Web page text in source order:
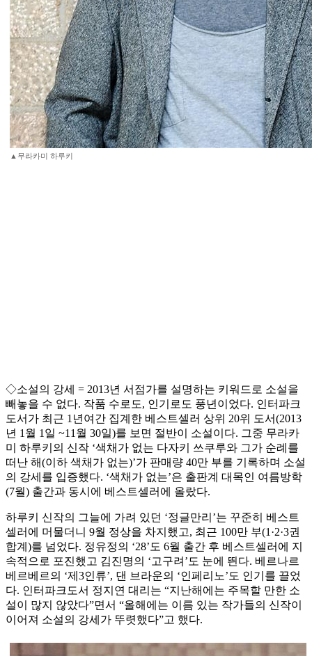
▲무라카미 하루키
◇소설의 강세 = 2013년 서점가를 설명하는 키워드로 소설을
빼놓을 수 없다. 작품 수로도, 인기로도 풍년이었다. 인터파크
도서가 최근 1년여간 집계한 베스트셀러 상위 20위 도서(2013
년 1월 1일 ~11월 30일)를 보면 절반이 소설이다. 그중 무라카
미 하루키의 신작 ‘색채가 없는 다자키 쓰쿠루와 그가 순례를
떠난 해(이하 색채가 없는)’가 판매량 40만 부를 기록하며 소설
의 강세를 입증했다. ‘색채가 없는’은 출판계 대목인 여름방학
(7월) 출간과 동시에 베스트셀러에 올랐다.
하루키 신작의 그늘에 가려 있던 ‘정글만리’는 꾸준히 베스트
셀러에 머물더니 9월 정상을 차지했고, 최근 100만 부(1·2·3권
합계)를 넘었다. 정유정의 ‘28’도 6월 출간 후 베스트셀러에 지
속적으로 포진했고 김진명의 ‘고구려’도 눈에 띈다. 베르나르
베르베르의 ‘제3인류’, 댄 브라운의 ‘인페리노’도 인기를 끌었
다. 인터파크도서 정지연 대리는 “지난해에는 주목할 만한 소
설이 많지 않았다”면서 “올해에는 이름 있는 작가들의 신작이
이어져 소설의 강세가 뚜렷했다”고 했다.